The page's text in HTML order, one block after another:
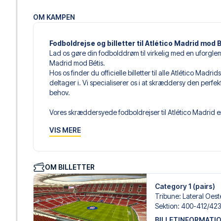
OM KAMPEN
Fodboldrejse og billetter til Atlético Madrid mod
Lad os gøre din fodbolddrøm til virkelig med en
Madrid mod Bétis.
Hos os finder du officielle billetter til alle Atlético
deltager i. Vi specialiserer os i at skræddersy den
behov.
Vores skræddersyede fodboldrejser til Atlético Madrid
af fodboldbilletter, udvalgte hotel til enhver smag og
Når du vælger din billettype, kan du se i hvilken
eksempelvis være loungeadgang og/eller mad og
du vælger billettypen, og på dine rejsedokumenter.
Vi tilbyder et bredt udvalg af håndplukkede hoteller i
luksuriøse 5-stjernede hoteller til charmerende
VIS MERE
OM BILLETTER
Category 1 (pairs)
Tribune: Lateral
Sektion: 400-412/​